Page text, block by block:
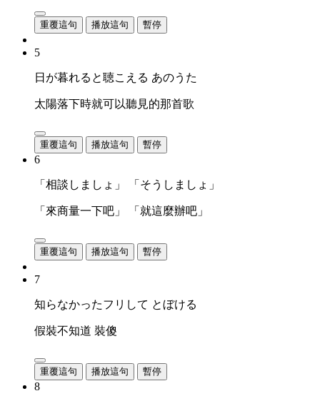
重覆這句 播放這句 暫停
5
日が暮れると聴こえる あのうた
太陽落下時就可以聽見的那首歌
重覆這句 播放這句 暫停
6
「相談しましょ」 「そうしましょ」
「來商量一下吧」 「就這麼辦吧」
重覆這句 播放這句 暫停
7
知らなかったフリして とぼける
假裝不知道 裝傻
重覆這句 播放這句 暫停
8